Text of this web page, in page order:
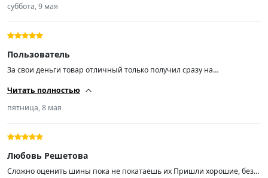
суббота, 9 мая
Пользователь
За свои деньги товар отличный только получил сразу на
мягкая отлично рекомендую продавца спасибо 👍
Читать полностью
пятница, 8 мая
Любовь Решетова
Сложно оценить шины пока не покатаешь их Пришли хорошие, без